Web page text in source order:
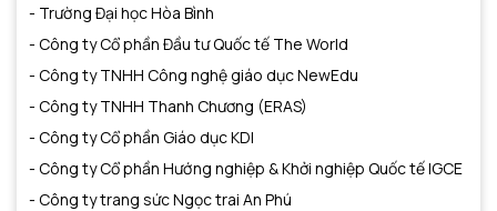
- Trường Đại học Hòa Bình
- Công ty Cổ phần Đầu tư Quốc tế The World
- Công ty TNHH Công nghệ giáo dục NewEdu
- Công ty TNHH Thanh Chương (ERAS)
- Công ty Cổ phần Giáo dục KDI
- Công ty Cổ phần Hướng nghiệp & Khởi nghiệp Quốc tế IGCE
- Công ty trang sức Ngọc trai An Phú